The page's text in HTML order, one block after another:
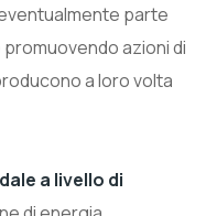
parte
azioni di
a loro volta
a livello di